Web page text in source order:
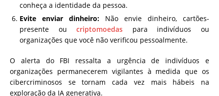
conheça a identidade da pessoa.
Evite enviar dinheiro: Não envie dinheiro, cartões-
presente oucriptomoedas para indivíduos ou
organizações que você não verificou pessoalmente.
O alerta do FBI ressalta a urgência de indivíduos e
organizações permanecerem vigilantes à medida que os
cibercriminosos se tornam cada vez mais hábeis na
exploração da IA generativa.